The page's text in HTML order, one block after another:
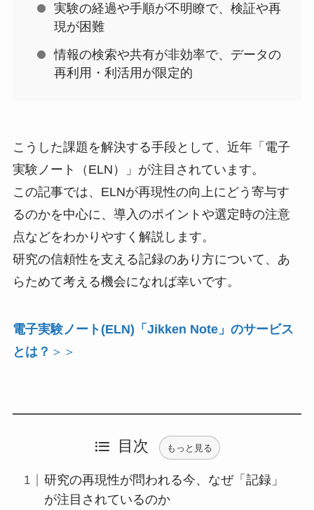
実験の経過や手順が不明瞭で、検証や再
現が困難
情報の検索や共有が非効率で、データの
再利用・利活用が限定的
こうした課題を解決する手段として、近年「電子
実験ノート（ELN）」が注目されています。
この記事では、ELNが再現性の向上にどう寄与す
るのかを中心に、導入のポイントや選定時の注意
点などをわかりやすく解説します。
研究の信頼性を支える記録のあり方について、あ
らためて考える機会になれば幸いです。
電子実験ノート(ELN)「Jikken Note」のサービス
とは？ ＞＞
目次 もっと見る
研究の再現性が問われる今、なぜ「記録」
が注目されているのか